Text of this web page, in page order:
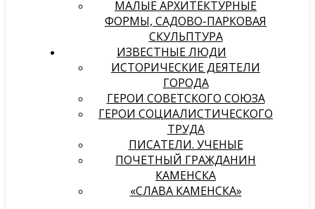
МАЛЫЕ АРХИТЕКТУРНЫЕ
ФОРМЫ, САДОВО-ПАРКОВАЯ
СКУЛЬПТУРА
ИЗВЕСТНЫЕ ЛЮДИ
ИСТОРИЧЕСКИЕ ДЕЯТЕЛИ
ГОРОДА
ГЕРОИ СОВЕТСКОГО СОЮЗА
ГЕРОИ СОЦИАЛИСТИЧЕСКОГО
ТРУДА
ПИСАТЕЛИ. УЧЕНЫЕ
ПОЧЕТНЫЙ ГРАЖДАНИН
КАМЕНСКА
«СЛАВА КАМЕНСКА»